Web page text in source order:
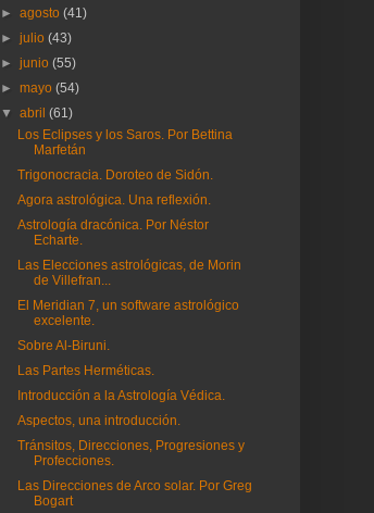
►agosto(41)
►julio(43)
►junio(55)
►mayo(54)
▼abril(61)
Los Eclipses y los Saros. Por Bettina
Marfetán
Trigonocracia. Doroteo de Sidón.
Agora astrológica. Una reflexión.
Astrología dracónica. Por Néstor
Echarte.
Las Elecciones astrológicas, de Morin
de Villefran...
El Meridian 7, un software astrológico
excelente.
Sobre Al-Biruni.
Las Partes Herméticas.
Introducción a la Astrología Védica.
Aspectos, una introducción.
Tránsitos, Direcciones, Progresiones y
Profecciones.
Las Direcciones de Arco solar. Por Greg
Bogart